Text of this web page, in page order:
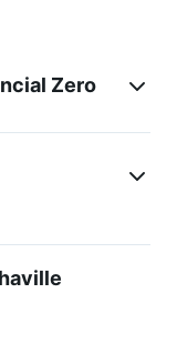
Zero